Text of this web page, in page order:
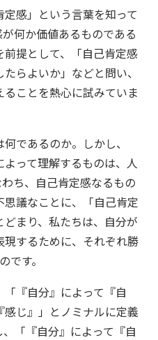
感」という言葉を知って
何か価値あるものである
提として、「自己肯定感
らよいか」などと問い、
ことを熱心に試みていま
であるのか。しかし、
よって理解するものは、人
ち、自己肯定感なるもの
議なことに、「自己肯定
まり、私たちは、自分が
するために、それぞれ勝
です。
『自分』によって『自
じ』」とノミナルに定義
「『自分』によって『自